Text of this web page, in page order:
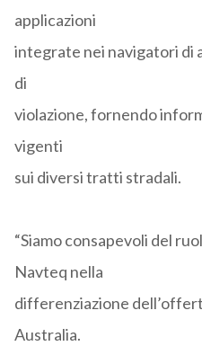
applicazioni
integrate nei navigatori di
di
violazione, fornendo
vigenti
sui diversi tratti stradali.
“Siamo consapevoli del
Navteq nella
differenziazione
Australia.